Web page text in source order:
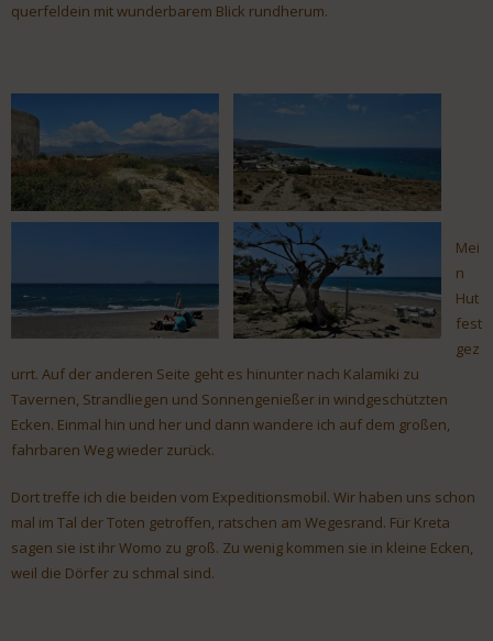
querfeldein mit wunderbarem Blick rundherum.
Mei
n
Hut
fest
gez
urrt. Auf der anderen Seite geht es hinunter nach Kalamiki zu
Tavernen, Strandliegen und Sonnengenießer in windgeschützten
Ecken. Einmal hin und her und dann wandere ich auf dem großen,
fahrbaren Weg wieder zurück.
Dort treffe ich die beiden vom Expeditionsmobil. Wir haben uns schon
mal im Tal der Toten getroffen, ratschen am Wegesrand. Für Kreta
sagen sie ist ihr Womo zu groß. Zu wenig kommen sie in kleine Ecken,
weil die Dörfer zu schmal sind.